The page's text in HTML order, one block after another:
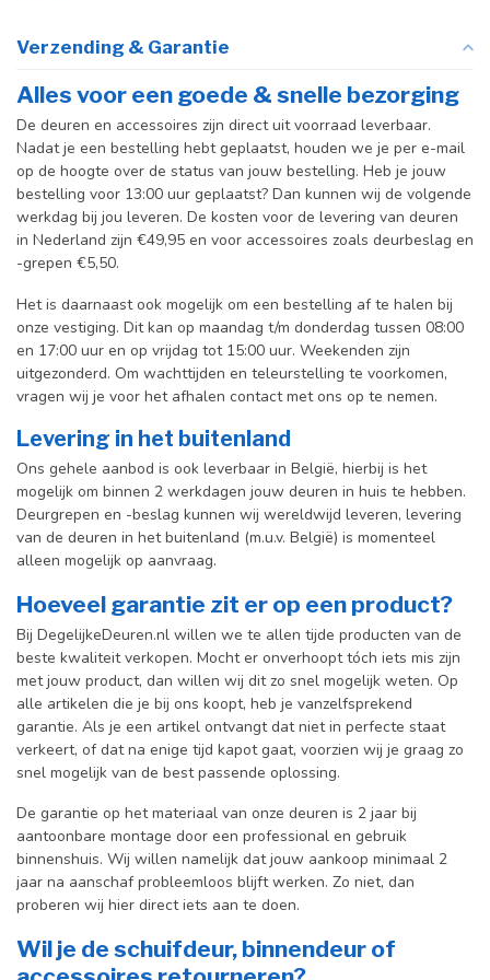
Verzending & Garantie
Alles voor een goede & snelle bezorging
De deuren en accessoires zijn direct uit voorraad leverbaar.
Nadat je een bestelling hebt geplaatst, houden we je per e-mail
op de hoogte over de status van jouw bestelling. Heb je jouw
bestelling voor 13:00 uur geplaatst? Dan kunnen wij de volgende
werkdag bij jou leveren. De kosten voor de levering van deuren
in Nederland zijn €49,95 en voor accessoires zoals deurbeslag en
-grepen €5,50.
Het is daarnaast ook mogelijk om een bestelling af te halen bij
onze vestiging. Dit kan op maandag t/m donderdag tussen 08:00
en 17:00 uur en op vrijdag tot 15:00 uur. Weekenden zijn
uitgezonderd. Om wachttijden en teleurstelling te voorkomen,
vragen wij je voor het afhalen contact met ons op te nemen.
Levering in het buitenland
Ons gehele aanbod is ook leverbaar in België, hierbij is het
mogelijk om binnen 2 werkdagen jouw deuren in huis te hebben.
Deurgrepen en -beslag kunnen wij wereldwijd leveren, levering
van de deuren in het buitenland (m.u.v. België) is momenteel
alleen mogelijk op aanvraag.
Hoeveel garantie zit er op een product?
Bij DegelijkeDeuren.nl willen we te allen tijde producten van de
beste kwaliteit verkopen. Mocht er onverhoopt tóch iets mis zijn
met jouw product, dan willen wij dit zo snel mogelijk weten. Op
alle artikelen die je bij ons koopt, heb je vanzelfsprekend
garantie. Als je een artikel ontvangt dat niet in perfecte staat
verkeert, of dat na enige tijd kapot gaat, voorzien wij je graag zo
snel mogelijk van de best passende oplossing.
De garantie op het materiaal van onze deuren is 2 jaar bij
aantoonbare montage door een professional en gebruik
binnenshuis. Wij willen namelijk dat jouw aankoop minimaal 2
jaar na aanschaf probleemloos blijft werken. Zo niet, dan
proberen wij hier direct iets aan te doen.
Wil je de schuifdeur, binnendeur of